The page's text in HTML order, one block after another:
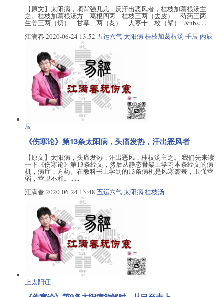
【原文】太阳病，项背强几几，反汗出恶风者，桂枝加葛根汤主
之。桂枝加葛根汤方 葛根四两 桂枝三两（去皮） 芍药三两
生姜三两（切） 甘草二两（炙） 大枣十二枚（擘） &nbs......
江满春 2020-06-24 13:52 五运六气太阳病 桂枝加葛根汤 壬辰 丙辰
辰
《伤寒论》第13条太阳病，头痛发热，汗出恶风者
【原文】太阳病，头痛发热，汗出恶风，桂枝汤主之。 我们先来读
一下《伤寒论》第13条经文，然后从静态骨架上学习本条经文的病
机，病症，方药。在教科书上学到的13条病机是风寒袭表，卫强营
弱，营卫不和。......
江满春 2020-06-24 13:48 五运六气太阳病 桂枝汤
上太阳证